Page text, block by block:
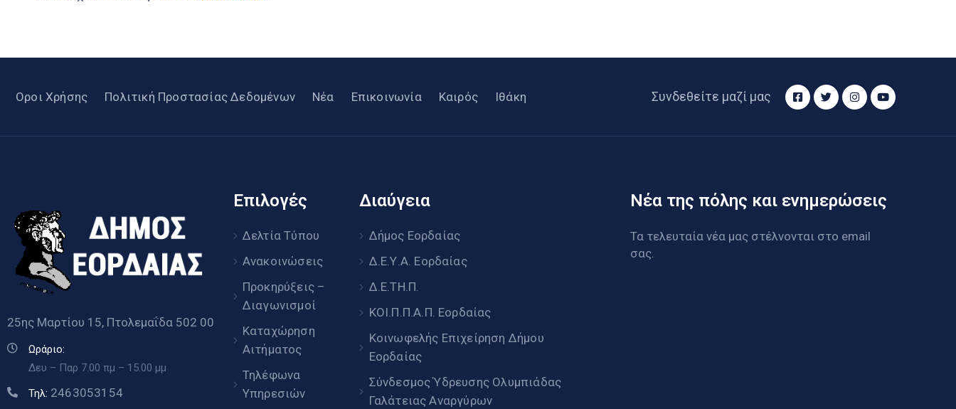
Οροι Χρήσης Πολιτική Προστασίας Δεδομένων Νέα Επικοινωνία Καιρός Ιθάκη Συνδεθείτε μαζί μας
25ης Μαρτίου 15, Πτολεμαΐδα 502 00
Ωράριο:
Δευ – Παρ 7.00 πμ – 15.00 μμ
Τηλ: 2463053154
Επιλογές
Δελτία Τύπου
Ανακοινώσεις
Προκηρύξεις –
Διαγωνισμοί
Καταχώρηση
Αιτήματος
Τηλέφωνα
Υπηρεσιών
Διαύγεια
Δήμος Εορδαίας
Δ.Ε.Υ.Α. Εορδαίας
Δ.Ε.ΤΗ.Π.
ΚΟΙ.Π.Π.Α.Π. Εορδαίας
Κοινωφελής Επιχείρηση Δήμου
Εορδαίας
Σύνδεσμος Ύδρευσης Ολυμπιάδας
Γαλάτειας Αναργύρων
Νέα της πόλης και ενημερώσεις
Τα τελευταία νέα μας στέλνονται στο email
σας.